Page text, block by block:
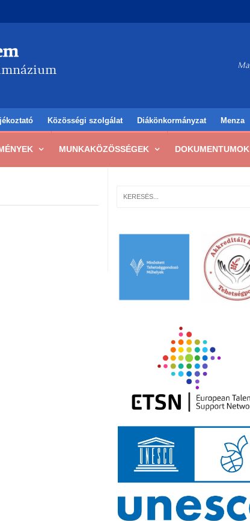
Közösségi szolgálat Diákönkormányzat Menza
MUNKAKÖZÖSSÉGEK DOKUMENTUMOK